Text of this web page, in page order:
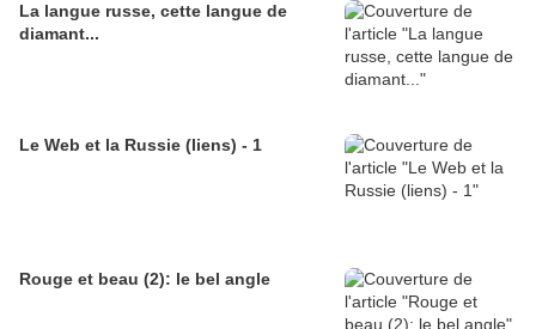
La langue russe, cette langue de
diamant...
Le Web et la Russie (liens) - 1
Rouge et beau (2): le bel angle